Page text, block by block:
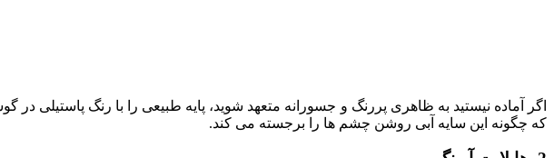
اگر آماده نیستید به ظاهری پررنگ و جسورانه متعهد شوید، پایه طبیعی را با رنگ
که چگونه این سایه آبی روشن چشم ها را برجسته می کند.